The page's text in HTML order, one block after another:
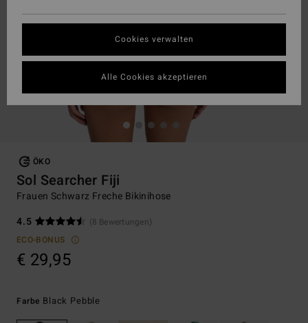
ÖKO
Sol Searcher Fiji
Frauen Schwarz Freche Bikinihose
4.5
(8 Bewertungen)
ECO-BONUS
€ 29,95
Farbe Black Pebble
Cookies verwalten
Alle Cookies akzeptieren